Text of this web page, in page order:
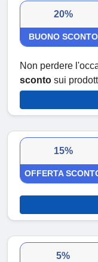
20%
BUONO SCONTO
Non perdere
sconto sui
15%
OFFERTA
5%